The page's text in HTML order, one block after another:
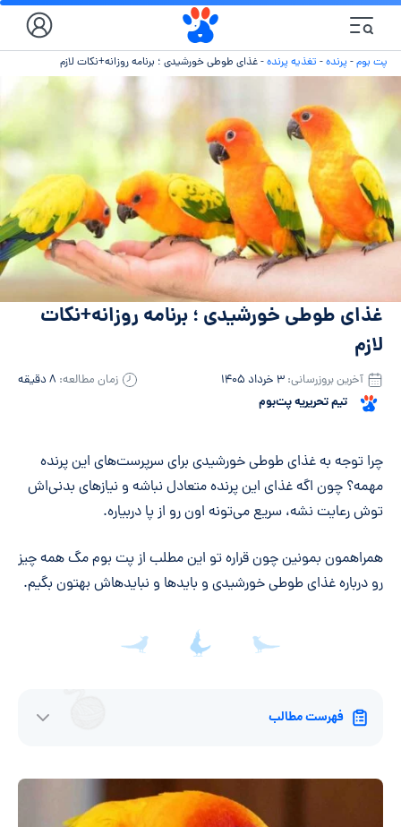
پت بوم- پرنده- تغذیه پرنده-غذای طوطی خورشیدی ؛ برنامه روزانه+نکات لازم
غذای طوطی خورشیدی ؛ برنامه روزانه+نکات
لازم
تیم تحریریه پت‌بوم
آخرین بروزرسانی: ۳ خرداد ۱۴۰۵ زمان مطالعه: ۸ دقیقه
خلاصه مقاله
چرا توجه به غذای طوطی خورشیدی برای سرپرست‌های این پرنده
مهمه؟ چون اگه غذای این پرنده متعادل نباشه و نیازهای بدنی‌اش
توش رعایت نشه، سریع می‌تونه اون رو از پا دربیاره.
همراهمون بمونین چون قراره تو این مطلب از پت بوم مگ همه چیز
رو درباره غذای طوطی خورشیدی و بایدها و نبایدهاش بهتون بگیم.
فهرست مطالب